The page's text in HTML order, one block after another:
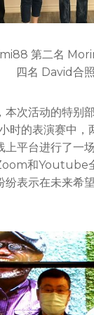
第二名
四名 David合照
本次活动的特别
时的表演赛中，
上平台进行了一
和Youtube
纷表示在未来希